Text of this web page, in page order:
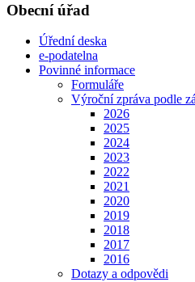
Obecní úřad
Úřední deska
e-podatelna
Povinné informace
Formuláře
Výroční zpráva podle
2026
2025
2024
2023
2022
2021
2020
2019
2018
2017
2016
Dotazy a odpovědi